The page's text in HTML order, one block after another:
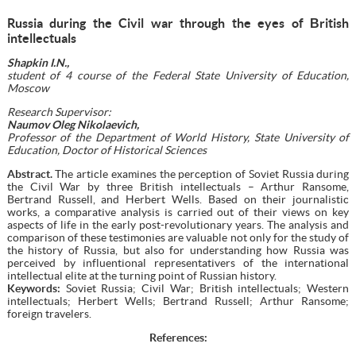
Russia during the Civil war through the eyes of Вritish
intellectuals
Shapkin I.N.,
student of 4 course of the Federal State University of Education,
Moscow
Research Supervisor:
Naumov Oleg Nikolaevich,
Professor of the Department of World History, State University of
Education, Doctor of Historical Sciences
Abstract.The article examines the perception of Soviet Russia during
the Civil War by three British intellectuals – Arthur Ransome,
Bertrand Russell, and Herbert Wells. Based on their journalistic
works, a comparative analysis is carried out of their views on key
aspects of life in the early post-revolutionary years. The analysis and
comparison of these testimonies are valuable not only for the study of
the history of Russia, but also for understanding how Russia was
perceived by influentional representativers of the international
intellectual elite at the turning point of Russian history.
Keywords: Soviet Russia; Civil War; British intellectuals; Western
intellectuals; Herbert Wells; Bertrand Russell; Arthur Ransome;
foreign travelers.
References: